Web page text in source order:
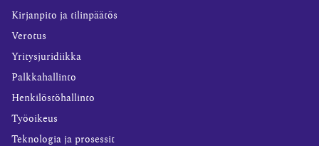
Kirjanpito ja tilinpäätös
Verotus
Yritysjuridiikka
Palkkahallinto
Henkilöstöhallinto
Työoikeus
Teknologia ja prosessit